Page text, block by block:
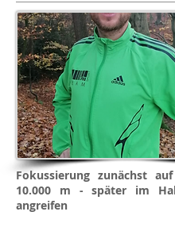
Fokussierung zunächst
10.000 m - später im
angreifen